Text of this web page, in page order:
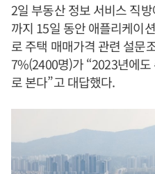
2일 부동산 정보 서비스 직
까지 15일 동안 애플리케이
로 주택 매매가격 관련 설문
7%(2400명)가 “2023년에
로 본다”고 대답했다.